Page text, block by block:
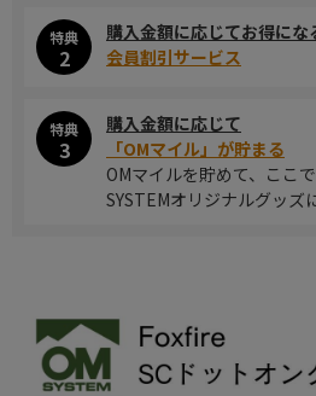
特典
2
購入金額に応じてお得にな
会員割引サービス
特典
3
購入金額に応じて
「OMマイル」が貯まる
OMマイルを貯めて、ここ
SYSTEMオリジナルグッズ